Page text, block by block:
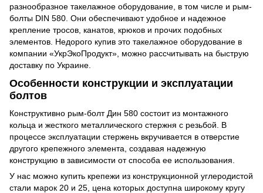
разнообразное такелажное оборудование, в том числе и рым-
болты DIN 580. Они обеспечивают удобное и надежное
крепление тросов, канатов, крюков и прочих подобных
элементов. Недорого купив это такелажное оборудование в
компании «УкрЭкоПродукт», можно рассчитывать на быструю
доставку по Украине.
Особенности конструкции и эксплуатации
болтов
Конструктивно рым-болт Дин 580 состоит из монтажного
кольца и жесткого металлического стержня с резьбой. В
процессе эксплуатации стержень вкручивается в отверстие
другого крепежного элемента, создавая надежную
конструкцию в зависимости от способа ее использования.
У нас можно купить крепежи из конструкционной углеродистой
стали марок 20 и 25, цена которых доступна широкому кругу